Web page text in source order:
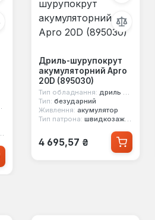
Дриль-шурупокрут
акумуляторний Apro
20D (895030)
Тип обладнання: дриль шурупокрут
Тип: безударний
Живлення: акумулятор
Тип патрона: швидкозажимний
Звичайна ціна:
4 695,57 ₴